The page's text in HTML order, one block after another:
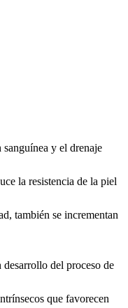
y el drenaje
la resistencia de la piel
también se incrementan
del proceso de
que favorecen